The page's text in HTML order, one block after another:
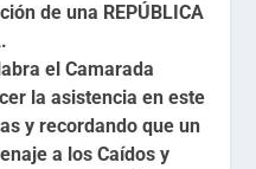
de una REPÚBLICA
el Camarada
la asistencia en este
y recordando que un
a los Caídos y